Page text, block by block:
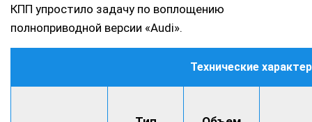
КПП упростило задачу по воплощению
полноприводной версии «Audi».
Технические